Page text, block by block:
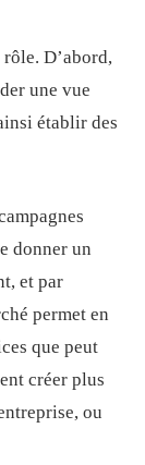
D’abord,
une vue
établir des
donner un
et par
permet en
que peut
créer plus
ou